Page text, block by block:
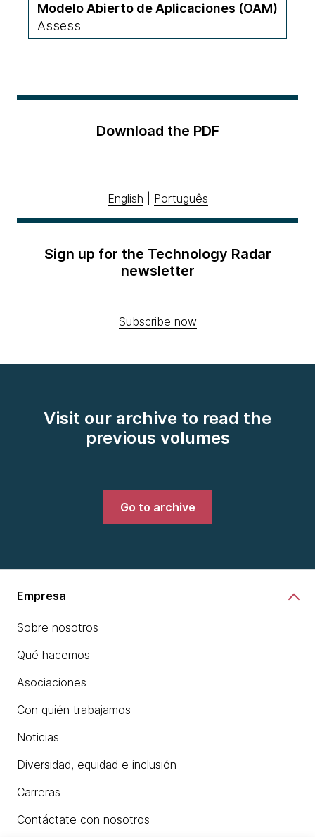
Modelo Abierto de Aplicaciones (OAM)
Assess
Download the PDF
English Português
Sign up for the Technology Radar
newsletter
Subscribe now
Visit our archive to read the
previous volumes
Go to archive
Empresa
Sobre nosotros
Qué hacemos
Asociaciones
Con quién trabajamos
Noticias
Diversidad, equidad e inclusión
Carreras
Contáctate con nosotros